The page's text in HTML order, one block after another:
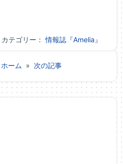
カテゴリー：情報誌『Amelia』
ホーム » 次の記事